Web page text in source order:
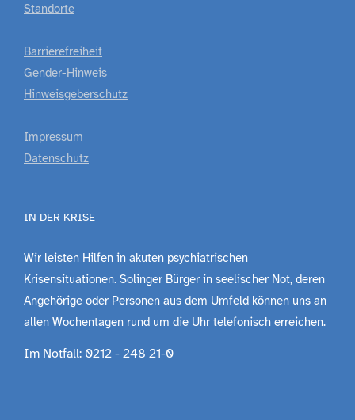
Standorte
Barrierefreiheit
Gender-Hinweis
Hinweisgeberschutz
Impressum
Datenschutz
IN DER KRISE
Wir leisten Hilfen in akuten psychiatrischen
Krisensituationen. Solinger Bürger in seelischer Not, deren
Angehörige oder Personen aus dem Umfeld können uns an
allen Wochentagen rund um die Uhr telefonisch erreichen.
Im Notfall: 0212 - 248 21-0